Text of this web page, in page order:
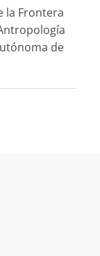
la Frontera
de